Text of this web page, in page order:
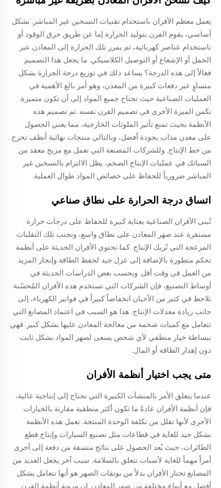
يعمل معظم الأفران باستخدام تقنيات التسخين غير المباشر. بشكل
أساسي، يقوم الفرن بتوليد الحرارة إما عن طريق حرق الوقود أو
باستخدام عناصر كهربائية، ثم يمرر تلك الحرارة إلى المعادن عبر
الحمل أو الإشعاع أو التوصيل الكلاسيكي. ما يجعل هذا التصميم
فعالاً إلى هذه الدرجة؟ يساعد ذلك في توزيع درجة الحرارة بشكل
متساوٍ عبر دفعات كبيرة من المعدن، وهو أمر بالغ الأهمية في
العمليات الصناعية حيث تحتاج جميع المواد إلى أن تكون متميزة.
تكمن الميزة الأخرى في تصميم الفرن نفسه. تم تصميم هذه
الأنظمة بحيث تمنع تأثير الملوثات الخارجية، مما يعني الحصول
على معدن مذاب بجودة أفضل، وبالتالي منتجات نهائية أنظف تخرج
من خط الإنتاج. وللشركات المصنعة التي تعمل مع مزيج معقد من
السبائك في عمليات الإنتاج الضخم، يظل الالتزام بالتسخين غير
المباشر ضرورياً للحفاظ على خصائص المواد طوال العملية.
اتساق درجة الحرارة على نطاق صناعي
تُبنى الأفران الصناعية بعناية كبيرة للحفاظ على درجات حرارة
مستقرة عند صهر المعادن على نطاق واسع، وتجنب تلك التقلبات
المزعجة التي تُربك الإنتاج. كما تحتوي الأفران الحديثة على أنظمة
تحكم متطورة بالإضافة إلى عزل جيد لحفظ الطاقة وإنجاز المزيد
من العمل في وقت أقل. وبحسب بعض الدراسات الحديثة في
أوساط التصنيع، فإن الشركات التي تستخدم هذه الأفران المُحسّنة
تلاحظ في كثير من الأحيان انخفاضاً كبيراً في فواتير الكهرباء، إلى
جانب زيادة معدلات الإنتاج. هذا هو السبب في اعتماد المصانع التي
تتعامل مع كميات ضخمة من معالجة المعادن عليها بشكل كبير. فهي
ببساطة خيار منطقي لأي شخص يسعى لصهر المواد بشكل ثابت
دون إهدار الطاقة أو المال.
متى يجب اختيار أنظمة الأفران
عندما يتعلق الأمر بالمنشآت الكبيرة التي تحتاج إلى إنتاجية عالية،
فإن أنظمة الأفران عادةً ما تكون أكثر منطقية مقارنة بالخيارات
الأخرى لأنها تقلل من تكلفة الوحدة المنتجة. تعمل هذه الأنظمة
بشكل جيد للغاية في قطاعات مثل تصنيع السيارات وإنتاج قطع
الطائرات، حيث يُعد الحصول على نتائج متسقة من دفعة إلى أخرى
أمراً مهماً للغاية لأسباب تتعلق بالسلامة. سبب آخر يجعل العديد من
المصانع تختار الأفران بدلاً من بوتقات الصهر هو أنها تتعامل بشكل
أفضل مع أنواع مختلفة من صهر المعادن. إن مرونة أنظمة الفرن